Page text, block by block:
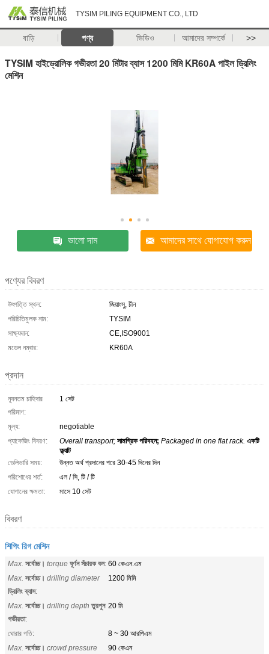
TYSIM PILING EQUIPMENT CO., LTD
বাড়ি পণ্য ভিডিও আমাদের সম্পর্কে >>
TYSIM হাইড্রোলিক গভীরতা 20 মিটার ব্যাস 1200 মিমি KR60A পাইল ড্রিলিং
মেশিন
ভালো দাম আমাদের সাথে যোগাযোগ করুন
পণ্যের বিবরণ
উৎপত্তি স্থল:
জিয়াংসু, চীন
পরিচিতিমুলক নাম:
TYSIM
সাক্ষ্যদান:
CE,ISO9001
মডেল নম্বার:
KR60A
প্রদান
ন্যূনতম চাহিদার
পরিমাণ:
1 সেট
মূল্য:
negotiable
প্যাকেজিং বিবরণ:
Overall transport; সামগ্রিক পরিবহন; Packaged in one flat rack. একটি
ফ্ল্যাট
ডেলিভারি সময়:
উন্নত অর্থ প্রদানের পরে 30-45 দিনের দিন
পরিশোধের শর্ত:
এল / সি, টি / টি
যোগানের ক্ষমতা:
মাসে 10 সেট
বিবরণ
শিপিং রিগ মেশিন
Max. সর্বোচ্চ। torque ঘূর্ণন সঁচারক বল: 60 কেএন.এম
Max. সর্বোচ্চ। drilling diameter
ড্রিলিং ব্যাস:
1200 মিমি
Max. সর্বোচ্চ। drilling depth তুরপুন
গভীরতা:
20 মি
ঘোরার গতি:
8 ~ 30 আরপিএম
Max. সর্বোচ্চ। crowd pressure
90 কেএন